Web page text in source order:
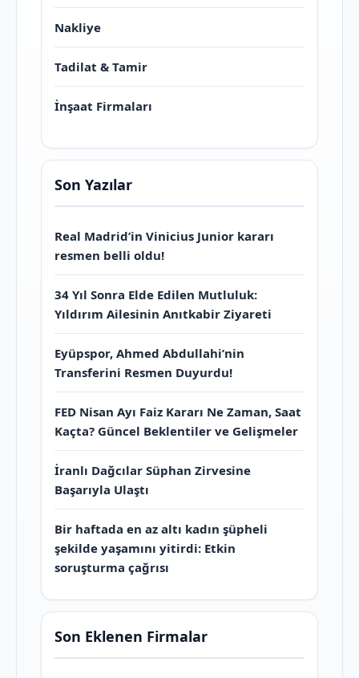
Nakliye
Tadilat & Tamir
İnşaat Firmaları
Son Yazılar
Real Madrid’in Vinicius Junior kararı
resmen belli oldu!
34 Yıl Sonra Elde Edilen Mutluluk:
Yıldırım Ailesinin Anıtkabir Ziyareti
Eyüpspor, Ahmed Abdullahi’nin
Transferini Resmen Duyurdu!
FED Nisan Ayı Faiz Kararı Ne Zaman, Saat
Kaçta? Güncel Beklentiler ve Gelişmeler
İranlı Dağcılar Süphan Zirvesine
Başarıyla Ulaştı
Bir haftada en az altı kadın şüpheli
şekilde yaşamını yitirdi: Etkin
soruşturma çağrısı
Son Eklenen Firmalar